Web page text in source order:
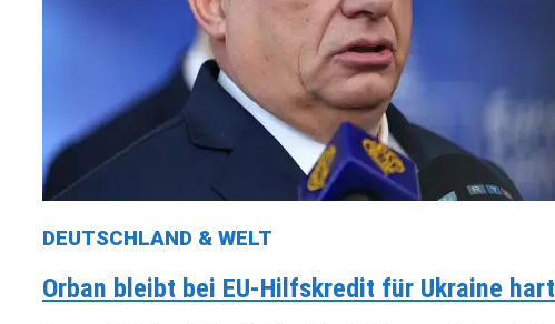
DEUTSCHLAND & WELT
Orban bleibt bei EU-Hilfskredit für Ukraine hart